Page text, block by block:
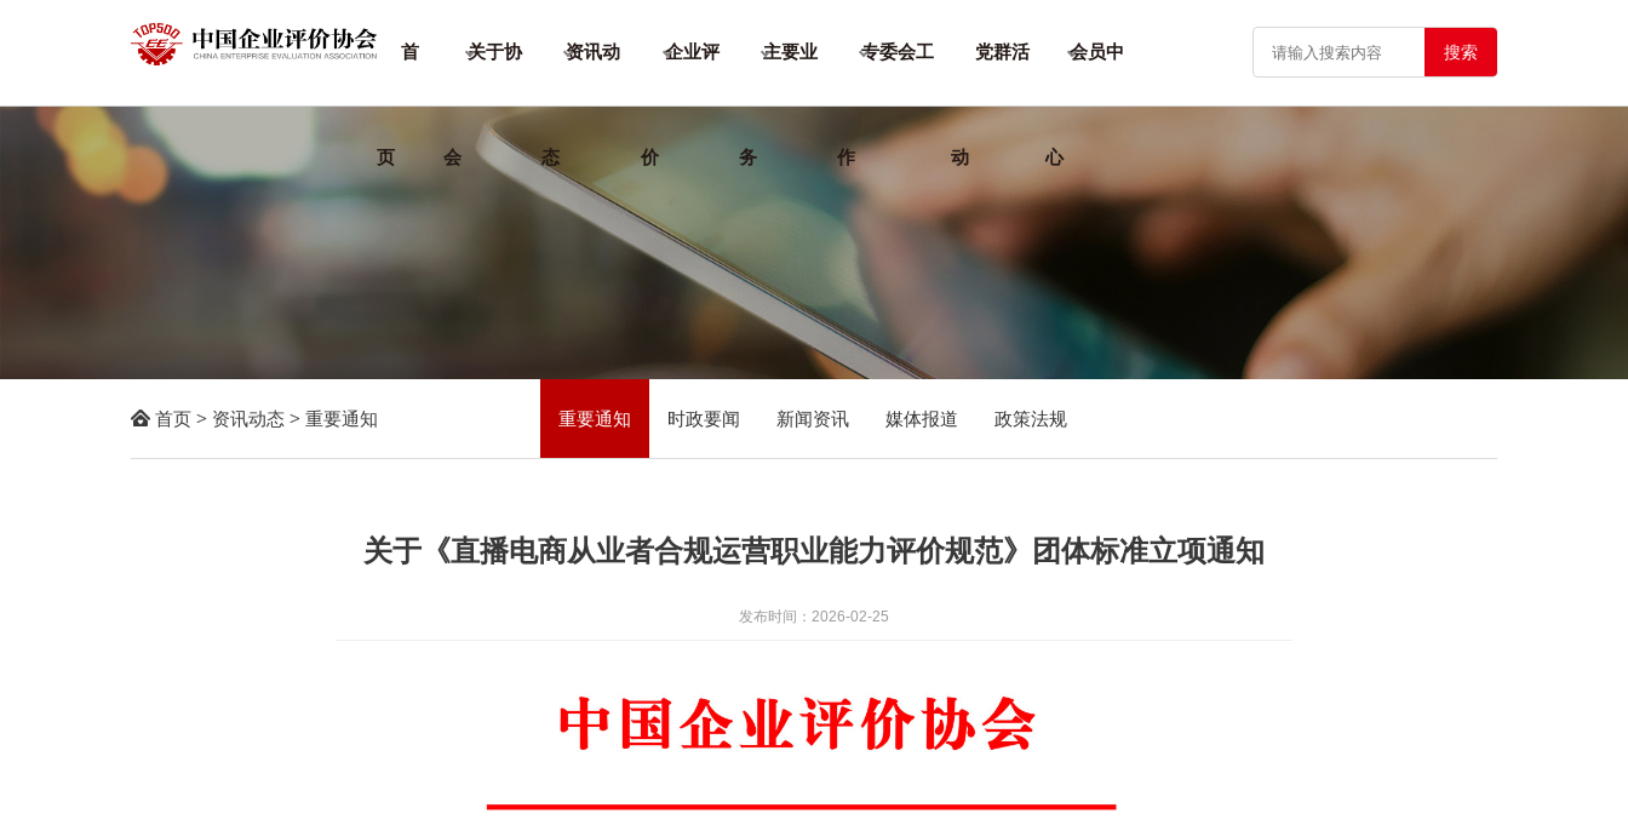
首
页
关于协
会
资讯动
态
企业评
价
主要业
务
专委会工
作
党群活
动
会员中
心
搜索
 首页 >资讯动态 >重要通知 重要通知 时政要闻 新闻资讯 媒体报道 政策法规
关于《直播电商从业者合规运营职业能力评价规范》团体标准立项通知
发布时间：2026-02-25